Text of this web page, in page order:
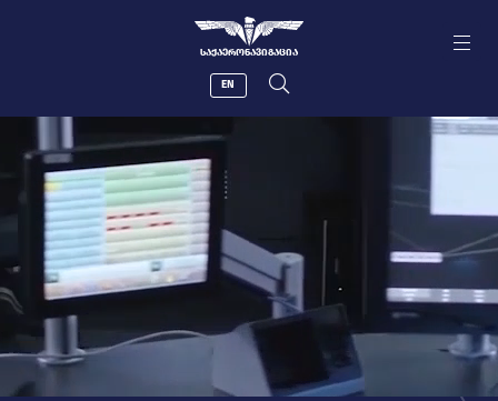
ᲡᲐᲥᲐᲔᲠᲝᲜᲐᲕᲘᲒᲐᲪᲘᲐ
EN